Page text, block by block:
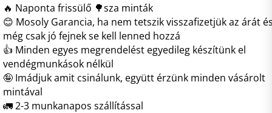
🔥 Naponta frissülő 🌳sza minták
😊 Mosoly Garancia, ha nem tetszik visszafizetjük az árát
még csak jó fejnek se kell lenned hozzá
👍 Minden egyes megrendelést egyedileg készítünk el
vendégmunkások nélkül
🤪 Imádjuk amit csinálunk, együtt érzünk minden vásárolt
mintával
🚛 2-3 munkanapos szállítással